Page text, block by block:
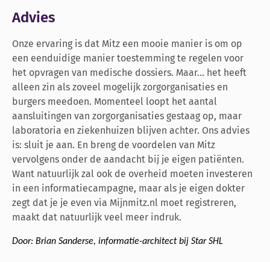
Advies
Onze ervaring is dat Mitz een mooie manier is om op
een eenduidige manier toestemming te regelen voor
het opvragen van medische dossiers. Maar… het heeft
alleen zin als zoveel mogelijk zorgorganisaties en
burgers meedoen. Momenteel loopt het aantal
aansluitingen van zorgorganisaties gestaag op, maar
laboratoria en ziekenhuizen blijven achter. Ons advies
is: sluit je aan. En breng de voordelen van Mitz
vervolgens onder de aandacht bij je eigen patiënten.
Want natuurlijk zal ook de overheid moeten investeren
in een informatiecampagne, maar als je eigen dokter
zegt dat je je even via Mijnmitz.nl moet registreren,
maakt dat natuurlijk veel meer indruk.
Door: Brian Sanderse, informatie-architect bij Star SHL